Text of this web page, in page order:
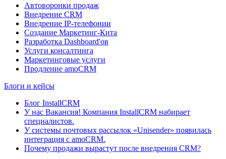
Автоворонки продаж
Внедрение CRM
Внедрение IP-телефонии
Создание Маркетинг-Кита
Разработка Dashboard'ов
Услуги консалтинга
Маркетинговые услуги
Продление amoCRM
Блоги и кейсы
Блог InstallCRM
У нас Вакансия! Компания InstallCRM набирает
специалистов.
У системы почтовых рассылок «Unisender» появилась
интеграция с amoCRM.
Почему продажи вырастут после внедрения CRM?